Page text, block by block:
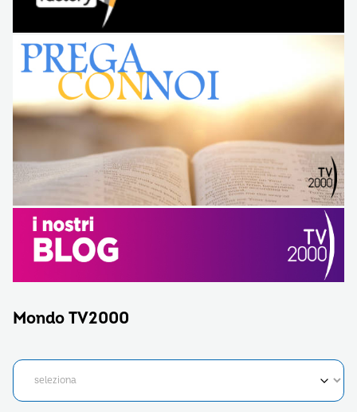
Mondo TV2000